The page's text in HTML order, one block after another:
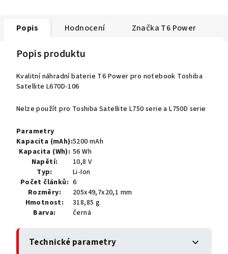
Popis Hodnocení Značka T6 Power
Popis produktu
Kvalitní náhradní baterie T6 Power pro notebook Toshiba
Satellite L670D-106
Nelze použít pro Toshiba Satellite L750 serie a L750D serie
Parametry
Kapacita (mAh):5200 mAh
Kapacita (Wh): 56 Wh
Napětí:
10,8 V
Typ:
Li-Ion
Počet článků: 6
Rozměry:
205x49,7x20,1 mm
Hmotnost:
318,85 g
Barva:
černá
Technické parametry expand_more